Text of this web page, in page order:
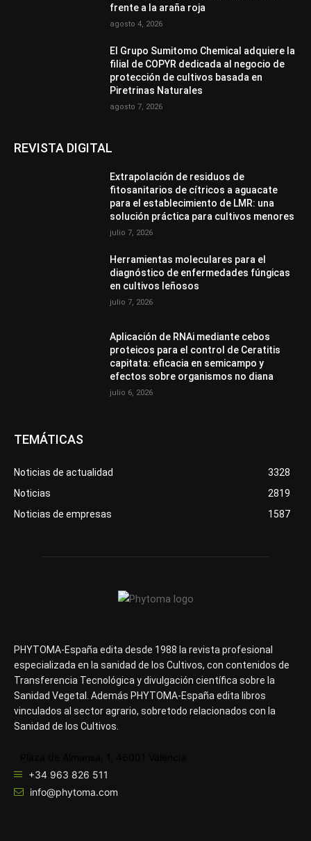
frente a la araña roja
agosto 4, 2026
El Grupo Sumitomo Chemical adquiere la
filial de COPYR dedicada al negocio de
protección de cultivos basada en
Piretrinas Naturales
agosto 7, 2026
REVISTA DIGITAL
Extrapolación de residuos de
fitosanitarios de cítricos a aguacate
para el establecimiento de LMR: una
solución práctica para cultivos menores
julio 7, 2026
Herramientas moleculares para el
diagnóstico de enfermedades fúngicas
en cultivos leñosos
julio 7, 2026
Aplicación de RNAi mediante cebos
proteicos para el control de Ceratitis
capitata: eficacia en semicampo y
efectos sobre organismos no diana
julio 6, 2026
TEMÁTICAS
Noticias de actualidad
3328
Noticias
2819
Noticias de empresas
1587
PHYTOMA-España edita desde 1988 la revista profesional
especializada en la sanidad de los Cultivos, con contenidos de
Transferencia Tecnológica y divulgación científica sobre la
Sanidad Vegetal. Además PHYTOMA-España edita libros
vinculados al sector agrario, sobretodo relacionados con la
Sanidad de los Cultivos.
+34 963 826 511
info@phytoma.com